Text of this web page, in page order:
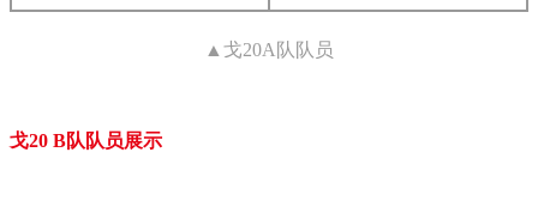
▲ 戈20A队 队员
戈20 B队队员展示